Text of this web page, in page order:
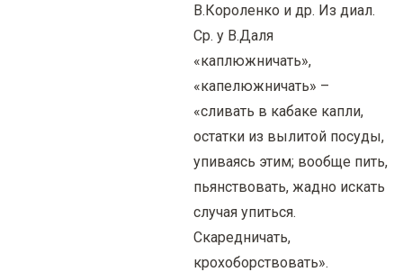
В.Короленко и др. Из диал.
Ср. у В.Даля
«каплюжничать»,
«капелюжничать» –
«сливать в кабаке капли,
остатки из вылитой посуды,
упиваясь этим; вообще пить,
пьянствовать, жадно искать
случая упиться.
Скаредничать,
крохоборствовать».